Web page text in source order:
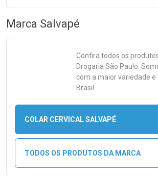
Marca Salvapé
Confira todos os
Drogaria São Paulo.
com a maior variedade e
Brasil.
COLAR CERVICAL SALVAPÉ
TODOS OS PRODUTOS DA MARCA